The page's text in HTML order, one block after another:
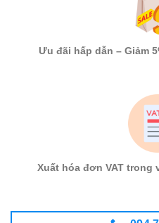
Ưu đãi hấp dẫn – Giảm
Xuất hóa đơn VAT